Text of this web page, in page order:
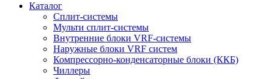
Каталог
Сплит-системы
Мульти сплит-системы
Внутренние блоки VRF-cистемы
Наружные блоки VRF cистем
Компрессорно-конденсаторные блоки (ККБ)
Чиллеры